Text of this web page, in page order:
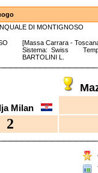
DI MONTIGNOSO
[Massa Carrara -
Sistema: Swiss
BARTOLINI L.
Milan
2